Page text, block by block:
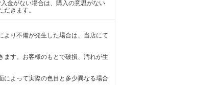
金がない場合は、購入の意思がない
きます。
より不備が発生した場合は、当店にて
ます。お客様のもとで破損、汚れが生
によって実際の色目と多少異なる場合